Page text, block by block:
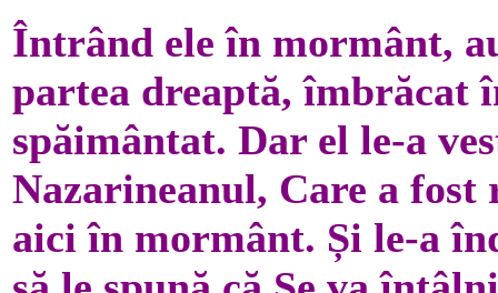
Întrând ele în mormânt,
partea dreaptă, îmbrăcat
spăimântat. Dar el le-a
Nazarineanul, Care a
aici în mormânt. Și le-a